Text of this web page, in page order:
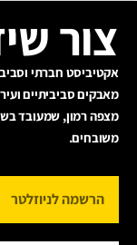
צור
אקטיביסט חברתי
מאבקים סביביתיים
מצפה רמון, שמעובד
משובחים.